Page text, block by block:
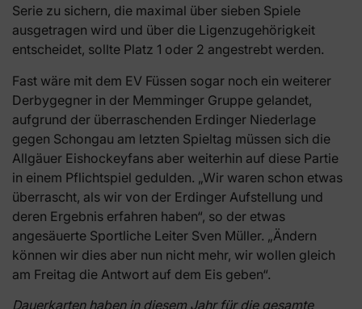
Serie zu sichern, die maximal über sieben Spiele
ausgetragen wird und über die Ligenzugehörigkeit
entscheidet, sollte Platz 1 oder 2 angestrebt werden.
Fast wäre mit dem EV Füssen sogar noch ein weiterer
Derbygegner in der Memminger Gruppe gelandet,
aufgrund der überraschenden Erdinger Niederlage
gegen Schongau am letzten Spieltag müssen sich die
Allgäuer Eishockeyfans aber weiterhin auf diese Partie
in einem Pflichtspiel gedulden. „Wir waren schon etwas
überrascht, als wir von der Erdinger Aufstellung und
deren Ergebnis erfahren haben“, so der etwas
angesäuerte Sportliche Leiter Sven Müller. „Ändern
können wir dies aber nun nicht mehr, wir wollen gleich
am Freitag die Antwort auf dem Eis geben“.
Dauerkarten haben in diesem Jahr für die gesamte